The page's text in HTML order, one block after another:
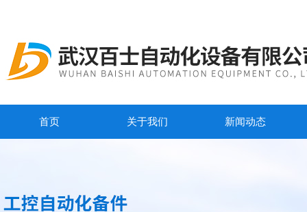
首页 关于我们 新闻动态